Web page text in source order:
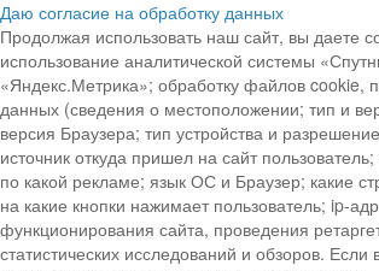
Даю согласие на обработку данных
Продолжая использовать наш сайт, вы даете
использование аналитической системы
«Яндекс.Метрика»; обработку файлов cookie,
данных (сведения о местоположении; тип и
версия Браузера; тип устройства и
источник откуда пришел на сайт пользователь;
по какой рекламе; язык ОС и Браузер; какие
на какие кнопки нажимает пользователь; ip-
функционирования сайта, проведения
статистических исследований и обзоров. Если